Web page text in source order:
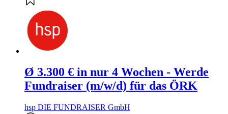
Ø 3.300 € in nur 4 Wochen - Werde
Fundraiser (m/w/d) für das ÖRK
hsp DIE FUNDRAISER GmbH